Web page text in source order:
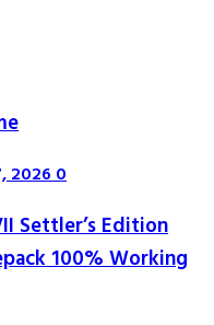
20260
Settler’s Edition
100% Working